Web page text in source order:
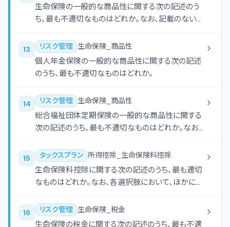
生命保険の一般的な商品性に関する次の記述のう
ち、最も不適切なものはどれか。なお、記載のない特
13 リスク管理 生命保険_商品性
個人年金保険の一般的な商品性に関する次の記述
のうち、最も不適切なものはどれか。
14 リスク管理 生命保険_商品性
総合福祉団体定期保険の一般的な商品性に関する
次の記述のうち、最も不適切なものはどれか。なお、
15 タックスプラン 所得控除_生命保険料控除
生命保険料控除に関する次の記述のうち、最も適切
なものはどれか。なお、各選択肢において、ほかに必
16 リスク管理 生命保険_税金
生命保険の税金に関する次の記述のうち、最も不適